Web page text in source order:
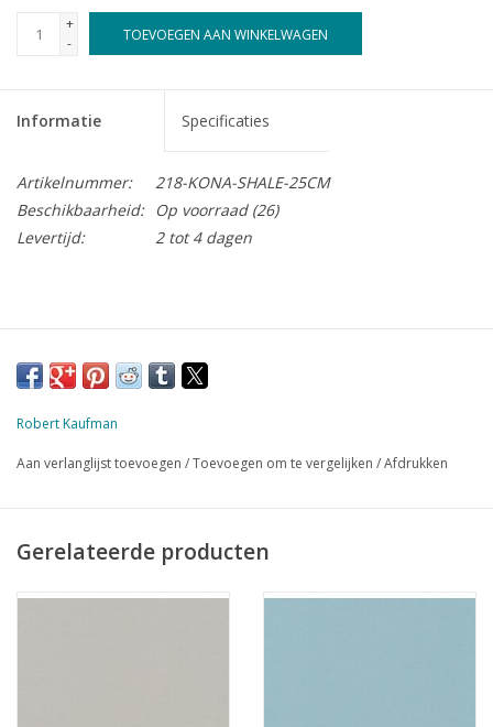
+
-
TOEVOEGEN AAN WINKELWAGEN
Informatie Specificaties
Artikelnummer:
218-KONA-SHALE-25CM
Beschikbaarheid:
Op voorraad(26)
Levertijd:
2 tot 4 dagen
Robert Kaufman
Aan verlanglijst toevoegen /Toevoegen om te vergelijken /Afdrukken
Gerelateerde producten